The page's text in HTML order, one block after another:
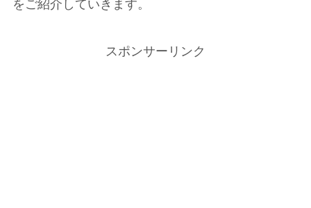
をご紹介していきます。
スポンサーリンク